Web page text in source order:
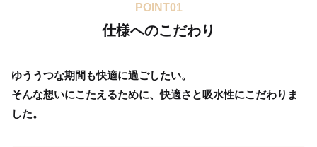
POINT01
仕様へのこだわり
ゆううつな期間も快適に過ごしたい。
そんな想いにこたえるために、快適さと吸水性にこだわりま
した。